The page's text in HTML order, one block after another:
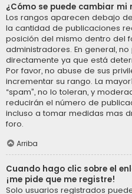
¿Cómo se puede cambiar mi
Los rangos aparecen debajo
la cantidad de publicaciones
posición del mismo dentro del
administradores. En general,
directamente ya que está
Por favor, no abuse de sus
incrementar su rango. La
“spam”, no lo toleran, y
reducirán el número de
incluso a tomar medidas mas
foro.
Arriba
Cuando hago clic sobre el
¡me pide que me registre!
Solo usuarios registrados